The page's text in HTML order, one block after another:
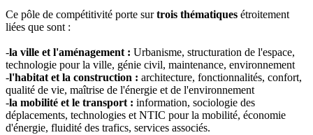
Ce pôle de compétitivité porte surtrois thématiques étroitement
liées que sont :
-la ville et l'aménagement : Urbanisme, structuration de l'espace,
technologie pour la ville, génie civil, maintenance, environnement
-l'habitat et la construction : architecture, fonctionnalités, confort,
qualité de vie, maîtrise de l'énergie et de l'environnement
-la mobilité et le transport : information, sociologie des
déplacements, technologies et NTIC pour la mobilité, économie
d'énergie, fluidité des trafics, services associés.